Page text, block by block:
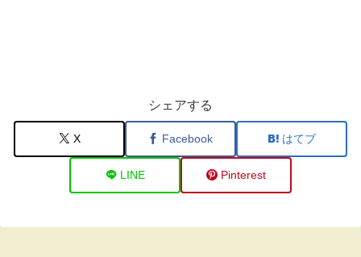
シェアする
X Facebook はてブ
LINE Pinterest